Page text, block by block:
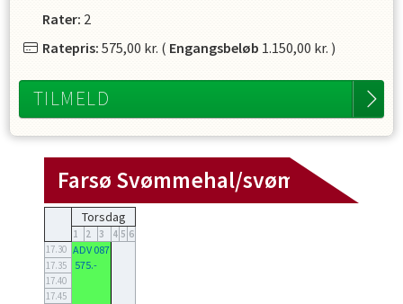
Rater: 2
Ratepris: 575,00 kr. ( Engangsbeløb 1.150,00 kr. )
TILMELD
Farsø Svømmehal/svømmehal
Torsdag
1 2 3 4 5 6
17.30 ADV 087
17.35 575.-
17.40
17.45